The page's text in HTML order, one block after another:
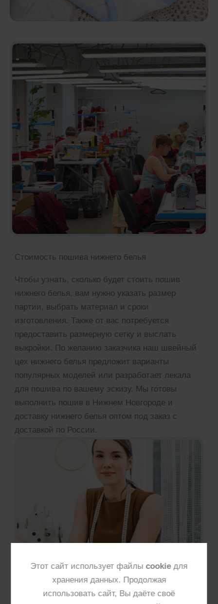
Стоимость пошива нижнего белья
Чтобы узнать, сколько будет стоить пошив
нижнего белья, вам нужно указать размер
партии, выбрать материал и сроки
изготовления. Также от вас потребуется
предоставить размерную сетку и выслать
выкройки. По желанию заказчика наш швейный
цех нижнего белья предложит варианты
популярных моделей или разработает лекала
для пошива по вашему эскизу. Мы готовы
выполнить пошив в Нижнем Новгороде и
доставку нижнего белья оптом под заказ с
доставкой по России.
Оформите запрос на нашем сайте,
воспользовавшись формой. После этого с вами
свяжется технолог нашего производства,
Этот сайт использует файлы cookieдля
хранения данных. Продолжая
использовать сайт, Вы даёте своё